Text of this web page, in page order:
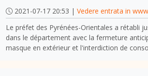
2021-07-17 20:53 | Vedere entrata in
Le préfet des Pyrénées-Orientales a rétabli
dans le département avec la fermeture
masque en extérieur et l'interdiction de